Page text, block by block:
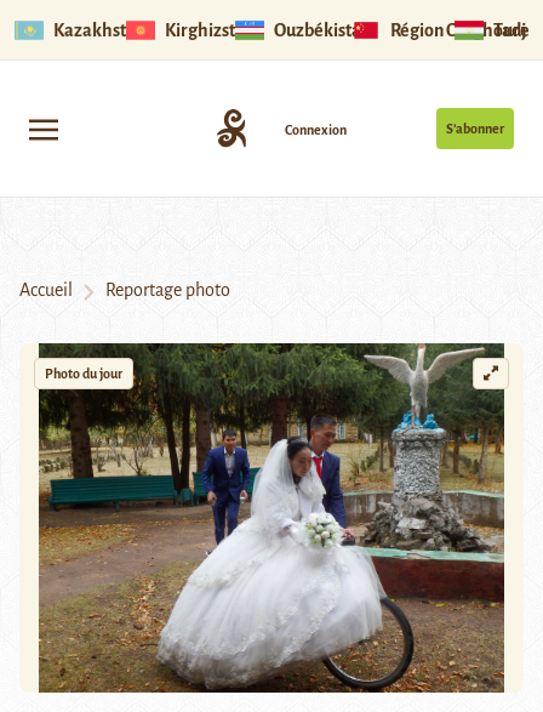
Kazakhstan Kirghizstan Ouzbékistan Région Ouïghoure
S’abonner
Connexion
Accueil Reportage photo
Photo du jour